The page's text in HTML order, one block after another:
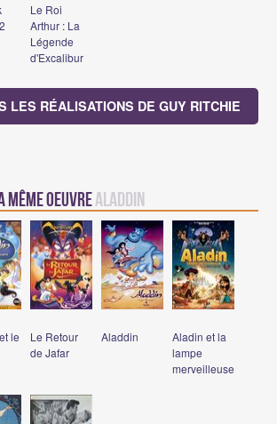
Le Roi
Arthur : La
Légende
d'Excalibur
LES RÉALISATIONS DE GUY RITCHIE
oeuvreAladdin
le
Le Retour
de Jafar
Aladdin
Aladin et la
lampe
merveilleuse